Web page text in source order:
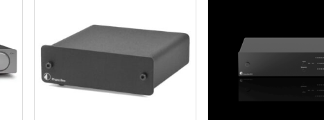
– Todella tukeva metallinen runko
– Täysin balansoitu Dual Mono rakenne
– RCA ja balansoidut XLR liitännät sekä sisään että ulos